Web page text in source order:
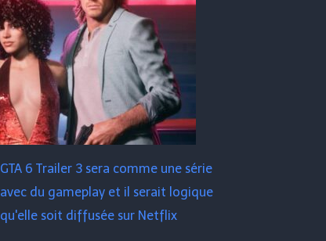
GTA 6 Trailer 3 sera comme une série
avec du gameplay et il serait logique
qu'elle soit diffusée sur Netflix